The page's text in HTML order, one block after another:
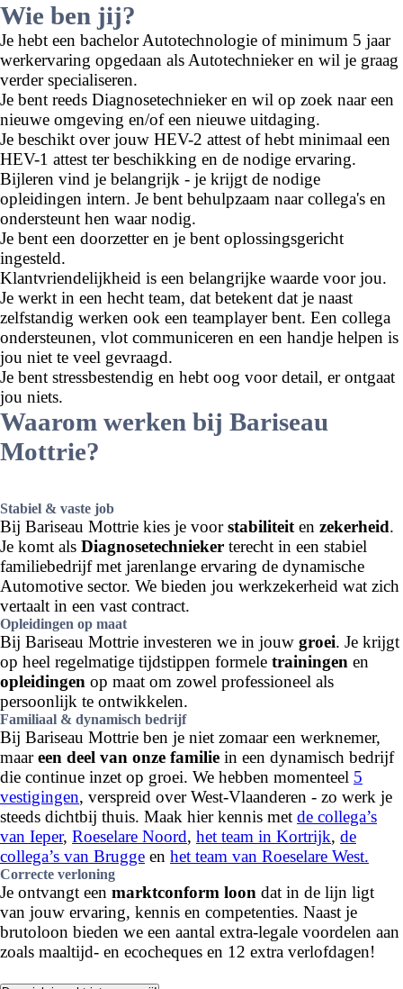
Wie ben jij?
Je hebt een bachelor Autotechnologie of minimum 5 jaar
werkervaring opgedaan als Autotechnieker en wil je graag
verder specialiseren.
Je bent reeds Diagnosetechnieker en wil op zoek naar een
nieuwe omgeving en/of een nieuwe uitdaging.
Je beschikt over jouw HEV-2 attest of hebt minimaal een
HEV-1 attest ter beschikking en de nodige ervaring.
Bijleren vind je belangrijk - je krijgt de nodige
opleidingen intern. Je bent behulpzaam naar collega's en
ondersteunt hen waar nodig.
Je bent een doorzetter en je bent oplossingsgericht
ingesteld.
Klantvriendelijkheid is een belangrijke waarde voor jou.
Je werkt in een hecht team, dat betekent dat je naast
zelfstandig werken ook een teamplayer bent. Een collega
ondersteunen, vlot communiceren en een handje helpen is
jou niet te veel gevraagd.
Je bent stressbestendig en hebt oog voor detail, er ontgaat
jou niets.
Waarom werken bij Bariseau
Mottrie?
Stabiel & vaste job
Bij Bariseau Mottrie kies je voorstabiliteiten zekerheid.
Je komt als Diagnosetechnieker terecht in een stabiel
familiebedrijf met jarenlange ervaring de dynamische
Automotive sector. We bieden jou werkzekerheid wat zich
vertaalt in een vast contract.
Opleidingen op maat
Bij Bariseau Mottrie investeren we in jouw groei. Je krijgt
op heel regelmatige tijdstippen formele trainingen en
opleidingen op maat om zowel professioneel als
persoonlijk te ontwikkelen.
Familiaal & dynamisch bedrijf
Bij Bariseau Mottrie ben je niet zomaar een werknemer,
maareen deel van onze familie in een dynamisch bedrijf
die continue inzet op groei. We hebben momenteel 5
vestigingen, verspreid over West-Vlaanderen - zo werk je
steeds dichtbij thuis. Maak hier kennis met de collega’s
van Ieper, Roeselare Noord, het team in Kortrijk, de
collega’s van Brugge en het team van Roeselare West.
Correcte verloning
Je ontvangt een marktconform loon dat in de lijn ligt
van jouw ervaring, kennis en competenties. Naast je
brutoloon bieden we een aantal extra-legale voordelen aan
zoals maaltijd- en ecocheques en 12 extra verlofdagen!